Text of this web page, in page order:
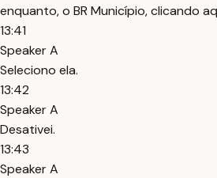
enquanto, o BR Município, clicando
13:41
Speaker A
Seleciono ela.
13:42
Speaker A
Desativei.
13:43
Speaker A